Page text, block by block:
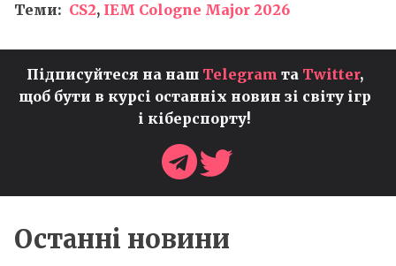
Теми: CS2, IEM Cologne Major 2026
Підписуйтеся на наш Telegram та Twitter,
щоб бути в курсі останніх новин зі світу ігр
і кіберспорту!
Останні новини